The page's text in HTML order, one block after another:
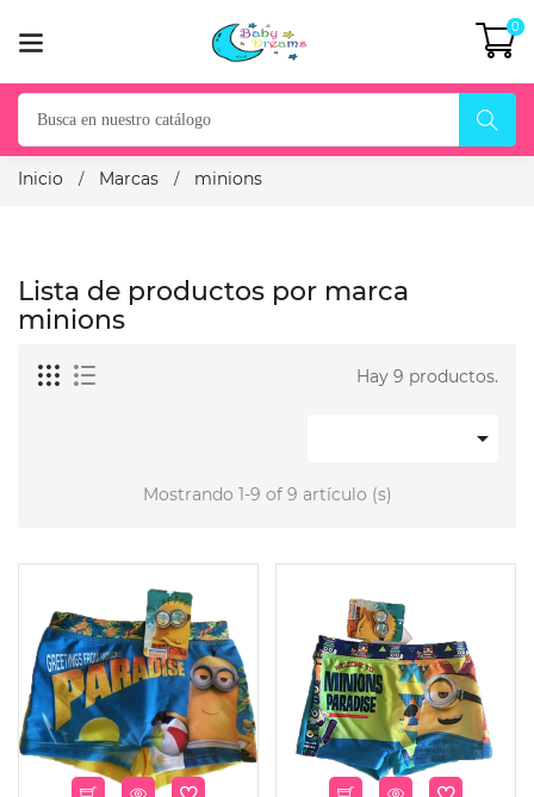
0
Inicio Marcas minions
Lista de productos por marca
minions
Hay 9 productos.

Mostrando 1-9 of 9 artículo (s)